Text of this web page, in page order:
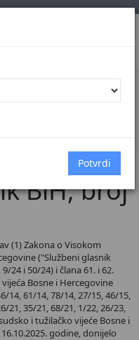
Broj 38/26
BiH, broj
(1) Zakona o Visokom
("Službeni glasnik
24 i 50/24) i člana 61. i 62.
Bosne i Hercegovine
14, 61/14, 78/14, 27/15, 46/15,
21, 35/21, 68/21, 1/22, 26/23,
i tužilačko vijeće Bosne i
godine, donijelo